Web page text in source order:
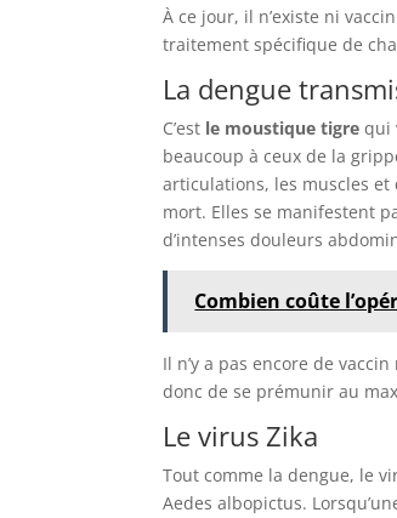
À ce jour, il n’existe ni
traitement spécifique de
La dengue
C’est le moustique tigre qui
beaucoup à ceux de la
articulations, les muscles
mort. Elles se manifestent
d’intenses douleurs
Combien coûte
Il n’y a pas encore de
donc de se prémunir au
Le virus Zika
Tout comme la dengue, le
Aedes albopictus.